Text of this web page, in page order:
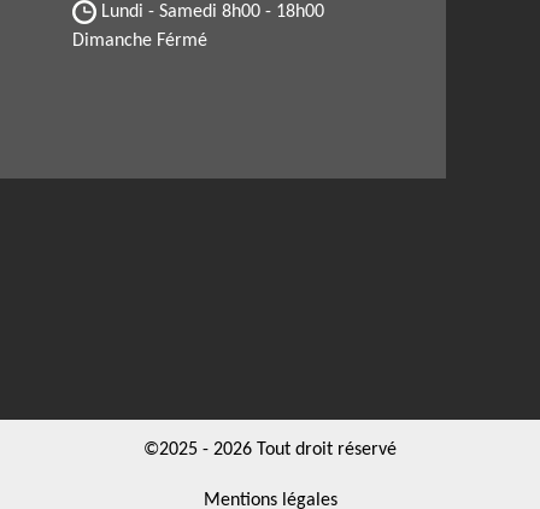
Lundi - Samedi 8h00 - 18h00
Dimanche Férmé
©2025 - 2026 Tout droit réservé
Mentions légales